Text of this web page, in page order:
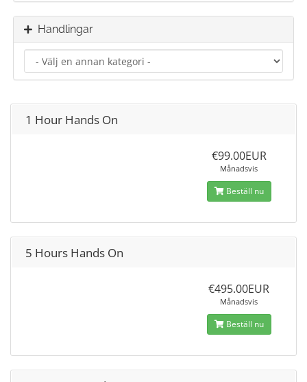
Handlingar
1 Hour Hands On
€99.00EUR
Månadsvis
Beställ nu
5 Hours Hands On
€495.00EUR
Månadsvis
Beställ nu